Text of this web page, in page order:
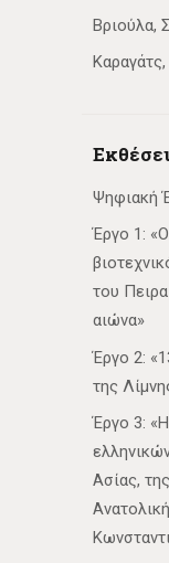
Βριούλα,
Ψηφιακή
Έργο 1:
του
αιώνα»
Έργο 2:
της
Έργο 3:
Ασίας,